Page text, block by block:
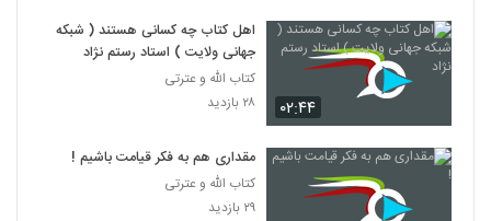
۰۲:۴۴
اهل کتاب چه کسانی هستند ( شبکه
جهانی ولایت ) استاد رستم نژاد
کتاب الله و عترتی
۲۸ بازدید
مقداری هم به فکر قیامت باشیم !
کتاب الله و عترتی
۲۹ بازدید